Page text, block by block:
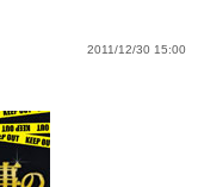
2011/12/30 15:00